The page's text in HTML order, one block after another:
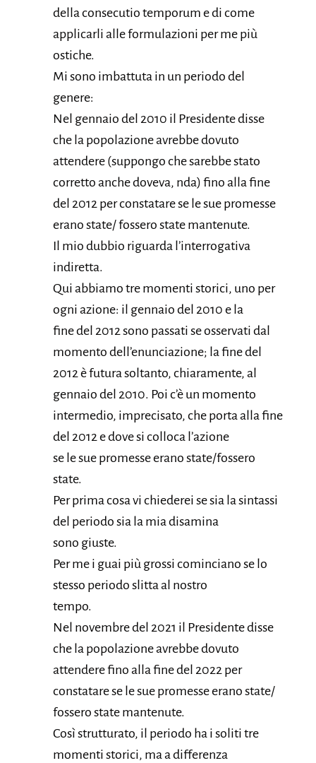
della consecutio temporum e di come
applicarli alle formulazioni per me più
ostiche.
Mi sono imbattuta in un periodo del
genere:
Nel gennaio del 2010 il Presidente disse
che la popolazione avrebbe dovuto
attendere (suppongo che sarebbe stato
corretto anche doveva, nda) fino alla fine
del 2012 per constatare se le sue promesse
erano state/ fossero state mantenute.
Il mio dubbio riguarda l’interrogativa
indiretta.
Qui abbiamo tre momenti storici, uno per
ogni azione: il gennaio del 2010 e la
fine del 2012 sono passati se osservati dal
momento dell’enunciazione; la fine del
2012 è futura soltanto, chiaramente, al
gennaio del 2010. Poi c’è un momento
intermedio, imprecisato, che porta alla fine
del 2012 e dove si colloca l’azione
se le sue promesse erano state/fossero
state.
Per prima cosa vi chiederei se sia la sintassi
del periodo sia la mia disamina
sono giuste.
Per me i guai più grossi cominciano se lo
stesso periodo slitta al nostro
tempo.
Nel novembre del 2021 il Presidente disse
che la popolazione avrebbe dovuto
attendere fino alla fine del 2022 per
constatare se le sue promesse erano state/
fossero state mantenute.
Così strutturato, il periodo ha i soliti tre
momenti storici, ma a differenza